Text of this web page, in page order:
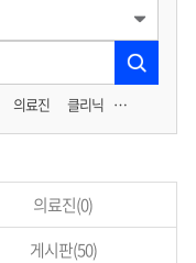
의료진 클리닉
의료진(0)
게시판(50)